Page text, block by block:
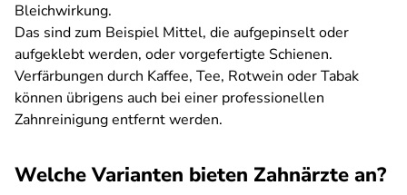
Bleichwirkung.
Das sind zum Beispiel Mittel, die aufgepinselt oder
aufgeklebt werden, oder vorgefertigte Schienen.
Verfärbungen durch Kaffee, Tee, Rotwein oder Tabak
können übrigens auch bei einer professionellen
Zahnreinigung entfernt werden.
Welche Varianten bieten Zahnärzte an?